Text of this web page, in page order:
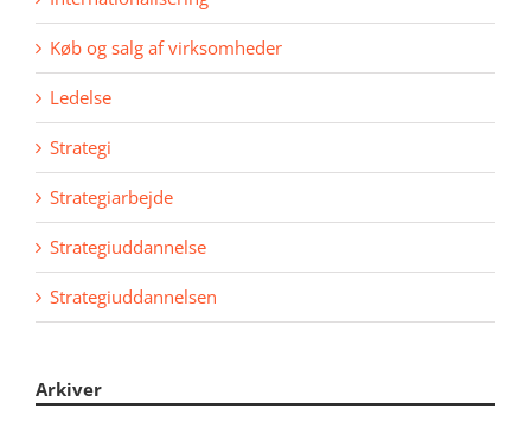
Køb og salg af virksomheder
Ledelse
Strategi
Strategiarbejde
Strategiuddannelse
Strategiuddannelsen
Arkiver